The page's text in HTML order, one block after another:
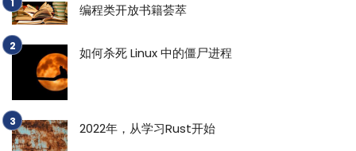
编程类开放书籍荟萃
如何杀死 Linux 中的僵尸进程
2022年，从学习Rust开始